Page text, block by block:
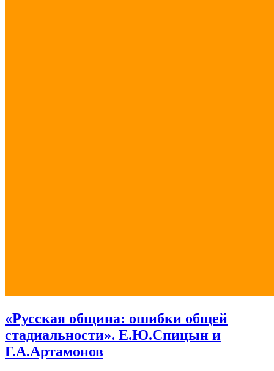
«Русская община: ошибки общей
стадиальности». Е.Ю.Спицын и
Г.А.Артамонов